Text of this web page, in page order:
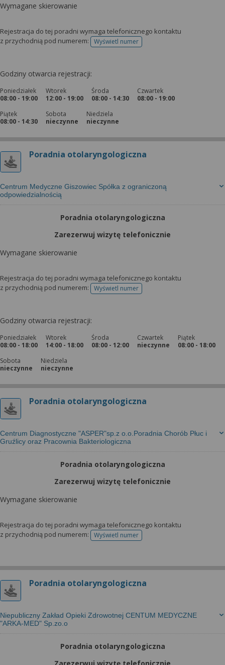
Wymagane skierowanie
Rejestracja do tej poradni wymaga telefonicznego kontaktu
z przychodnią pod numerem:
Wyświetl numertelefonu do rejestracji
Godziny otwarcia rejestracji:
Poniedziałek
08:00 - 19:00
Wtorek
12:00 - 19:00
Środa
08:00 - 14:30
Czwartek
08:00 - 19:00
Piątek
08:00 - 14:30
Sobota
nieczynne
Niedziela
nieczynne
Poradnia otolaryngologiczna
Centrum Medyczne Giszowiec Spółka z ograniczoną
odpowiedzialnością
Poradnia otolaryngologiczna
Zarezerwuj wizytę telefonicznie
Wymagane skierowanie
Rejestracja do tej poradni wymaga telefonicznego kontaktu
z przychodnią pod numerem:
Wyświetl numertelefonu do rejestracji
Godziny otwarcia rejestracji:
Poniedziałek
08:00 - 18:00
Wtorek
14:00 - 18:00
Środa
08:00 - 12:00
Czwartek
nieczynne
Piątek
08:00 - 18:00
Sobota
nieczynne
Niedziela
nieczynne
Poradnia otolaryngologiczna
Centrum Diagnostyczne "ASPER"sp.z o.o.Poradnia Chorób Płuc i
Gruźlicy oraz Pracownia Bakteriologiczna
Poradnia otolaryngologiczna
Zarezerwuj wizytę telefonicznie
Wymagane skierowanie
Rejestracja do tej poradni wymaga telefonicznego kontaktu
z przychodnią pod numerem:
Wyświetl numertelefonu do rejestracji
Poradnia otolaryngologiczna
Niepubliczny Zakład Opieki Zdrowotnej CENTUM MEDYCZNE
"ARKA-MED" Sp.zo.o
Poradnia otolaryngologiczna